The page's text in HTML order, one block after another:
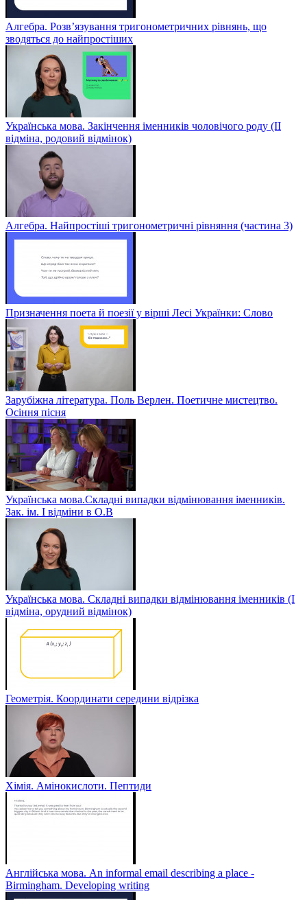
Алгебра. Розв’язування тригонометричних рівнянь, що
зводяться до найпростіших
Українська мова. Закінчення іменників чоловічого роду (ІІ
відміна, родовий відмінок)
Алгебра. Найпростіші тригонометричні рівняння (частина 3)
Призначення поета й поезії у вірші Лесі Українки: Слово
Зарубіжна література. Поль Верлен. Поетичне мистецтво.
Осіння пісня
Українська мова.Складні випадки відмінювання іменників.
Зак. ім. І відміни в О.В
Українська мова. Складні випадки відмінювання іменників (І
відміна, орудний відмінок)
Геометрія. Координати середини відрізка
Хімія. Амінокислоти. Пептиди
Англійська мова. An informal email describing a place -
Birmingham. Developing writing